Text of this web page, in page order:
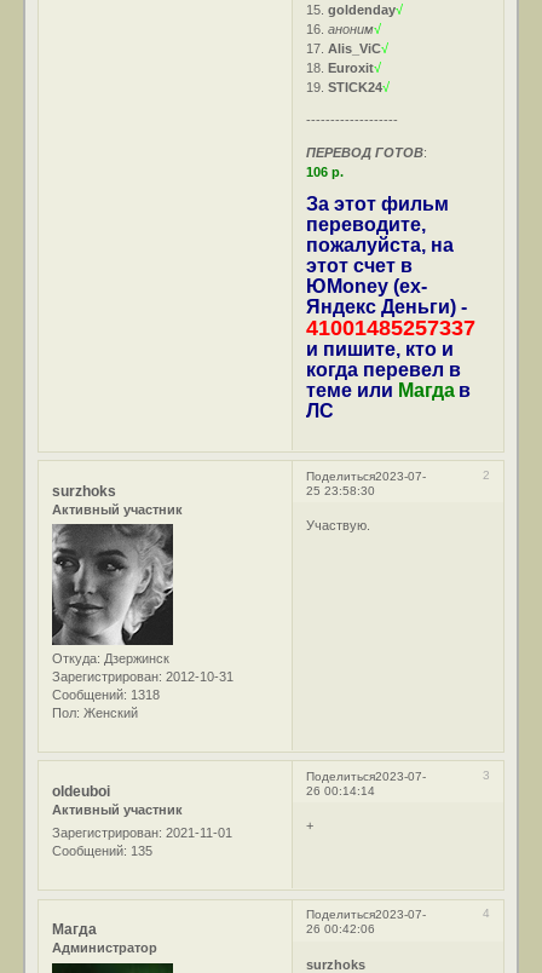
15.goldenday√
16.аноним√
17.Alis_ViC√
18.Euroxit√
19.STICK24√
-------------------
ПЕРЕВОД ГОТОВ:
106 р.
За этот фильм
переводите,
пожалуйста, на
этот счет в
ЮMoney (ex-
Яндекс Деньги) -
41001485257337
и пишите, кто и
когда перевел в
теме или Магда в
ЛС
Поделиться 2
2023-07-
25 23:58:30
surzhoks
Активный участник
Откуда: Дзержинск
Зарегистрирован: 2012-10-31
Сообщений: 1318
Пол: Женский
Участвую.
Поделиться 3
2023-07-
26 00:14:14
oldeuboi
Активный участник
Зарегистрирован: 2021-11-01
Сообщений: 135
+
Поделиться 4
2023-07-
26 00:42:06
Магда
Администратор
surzhoks